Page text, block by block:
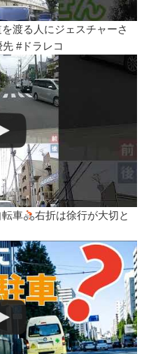
渡る人にジェスチャーさ
#ドラレコ
車
右折は徐行が大切と